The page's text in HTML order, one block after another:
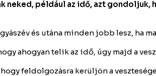
neked, például az idő, azt
és utána minden jobb lesz, ha
ahogyan telik az idő, úgy majd a
feldolgozásra kerüljön a